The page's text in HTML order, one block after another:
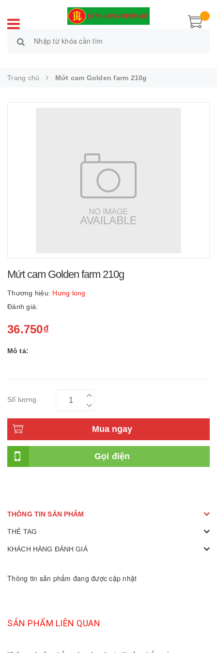
Trang chủ Mứt cam Golden farm 210g
Mứt cam Golden farm 210g
Thương hiệu: Hưng long
Đánh giá:
36.750₫
Mô tả:
Số lượng
Mua ngay
Gọi điện
THÔNG TIN SẢN PHẨM
THẺ TAG
KHÁCH HÀNG ĐÁNH GIÁ
Thông tin sản phẩm đang được cập nhật
SẢN PHẨM LIÊN QUAN